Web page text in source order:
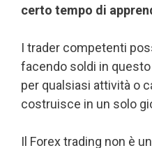
certo tempo di
I trader competenti
facendo soldi in
per qualsiasi attività o
costruisce in un solo
Il Forex trading non è